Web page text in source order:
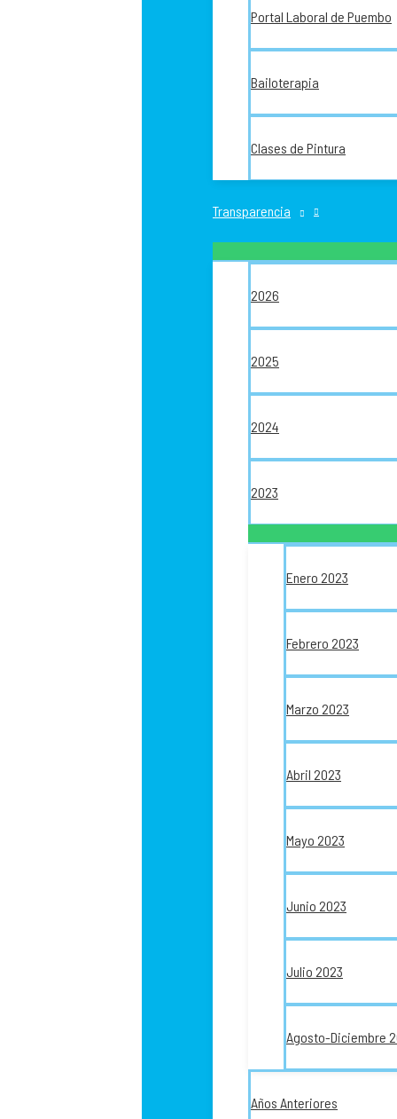
Portal Laboral de Puembo
Bailoterapia
Clases de Pintura
Transparencia
2026
2025
2024
2023
Enero 2023
Febrero 2023
Marzo 2023
Abril 2023
Mayo 2023
Junio 2023
Julio 2023
Agosto-Diciembre
Años Anteriores